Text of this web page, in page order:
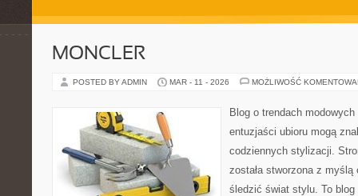
MONCLER
POSTED BY ADMIN MAR - 11 - 2026 MOŻLIWOŚĆ
Blog o trendach
entuzjaści ubioru mogą
codziennych stylizacji.
została stworzona z
śledzić świat stylu. To